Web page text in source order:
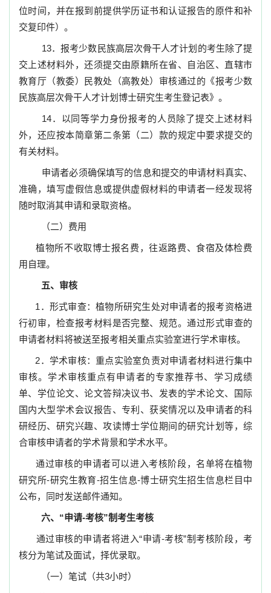
位时间，并在报到前提供学历证书和认证报告的原件和补
交复印件）。
13．报考少数民族高层次骨干人才计划的考生除了提
交上述材料外，还须提交由原籍所在省、自治区、直辖市
教育厅（教委）民教处（高教处）审核通过的《报考少数
民族高层次骨干人才计划博士研究生考生登记表》。
14．以同等学力身份报考的人员除了提交上述材料
外，还应按本简章第二条第（二）款的规定中要求提交的
有关材料。
申请者必须确保填写的信息和提交的申请材料真实、
准确，填写虚假信息或提供虚假材料的申请者一经发现将
随时取消其申请和录取资格。
（二）费用
植物所不收取博士报名费，往返路费、食宿及体检费
用自理。
五、审核
1 ．形式审查：植物所研究生处对申请者的报考资格进
行初审，检查报考材料是否完整、规范。通过形式审查的
申请者材料将被送至报考相关重点实验室进行学术审核。
2．学术审核：重点实验室负责对申请者材料进行集中
审核。学术审核重点有申请者的专家推荐书、学习成绩
单、学位论文、论文答辩决议书、发表的学术论文、国际
国内大型学术会议报告、专利、获奖情况以及申请者的科
研经历、研究兴趣、攻读博士学位期间的研究计划等，综
合审核申请者的学术背景和学术水平。
通过审核的申请者可以进入考核阶段，名单将在植物
研究所-研究生教育-招生信息-博士研究生招生信息栏目中
公布，同时发送邮件通知。
六、“申请-考核”制考生考核
通过审核的申请者将进入“申请-考核”制考核阶段，考
核分为笔试及面试，择优录取。
（一）笔试（共3小时）